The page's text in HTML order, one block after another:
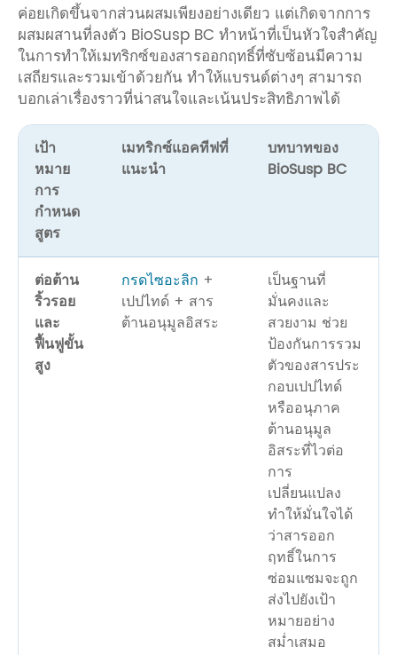
ค่อยเกิดขึ้นจากส่วนผสมเพียงอย่างเดียว แต่เกิดจากการ
ผสมผสานที่ลงตัว BioSusp BC ทำหน้าที่เป็นหัวใจสำคัญ
ในการทำให้เมทริกซ์ของสารออกฤทธิ์ที่ซับซ้อนมีความ
เสถียรและรวมเข้าด้วยกัน ทำให้แบรนด์ต่างๆ สามารถ
บอกเล่าเรื่องราวที่น่าสนใจและเน้นประสิทธิภาพได้
เป้า
หมาย
การ
กำหนด
สูตร
เมทริกซ์แอคทีฟที่
แนะนำ
บทบาทของ
BioSusp BC
ต่อต้าน
ริ้วรอย
และ
ฟื้นฟูขั้น
สูง
กรดไซอะลิก +
เปปไทด์ + สาร
ต้านอนุมูลอิสระ
เป็นฐานที่
มั่นคงและ
สวยงาม ช่วย
ป้องกันการรวม
ตัวของสารประ
กอบเปปไทด์
หรืออนุภาค
ต้านอนุมูล
อิสระที่ไวต่อ
การ
เปลี่ยนแปลง
ทำให้มั่นใจได้
ว่าสารออก
ฤทธิ์ในการ
ซ่อมแซมจะถูก
ส่งไปยังเป้า
หมายอย่าง
สม่ำเสมอ